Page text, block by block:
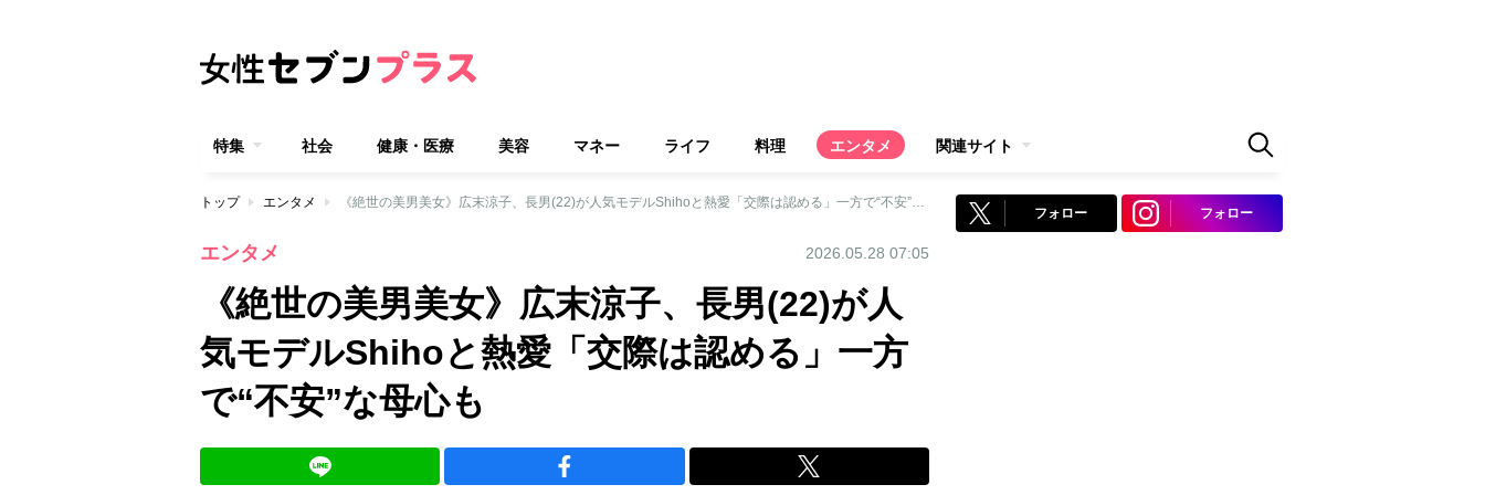
特集 社会 健康・医療 美容 マネー ライフ 料理 エンタメ 関連サイト
トップ エンタメ 《絶世の美男美女》広末涼子、長男(22)が人気モデルShihoと熱愛「交際は認める」一方で“不安”な母心も
エンタメ 2026.05.28 07:05
《絶世の美男美女》広末涼子、長男(22)が人
気モデルShihoと熱愛「交際は認める」一方
で“不安”な母心も
フォロー フォロー